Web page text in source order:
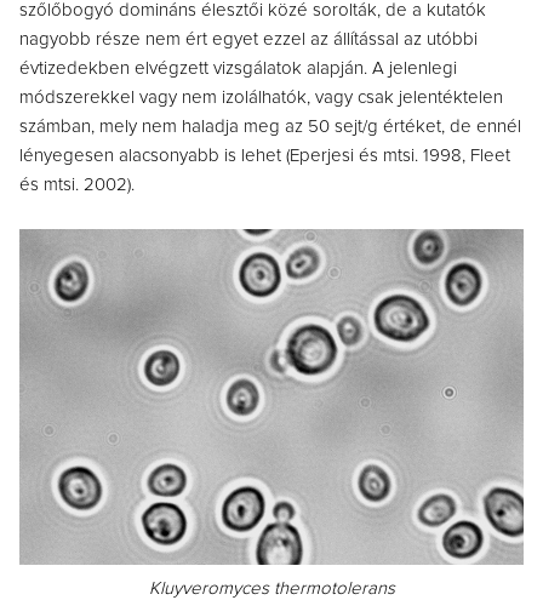
szőlőbogyó domináns élesztői közé sorolták, de a kutatók
nagyobb része nem ért egyet ezzel az állítással az utóbbi
évtizedekben elvégzett vizsgálatok alapján. A jelenlegi
módszerekkel vagy nem izolálhatók, vagy csak jelentéktelen
számban, mely nem haladja meg az 50 sejt/g értéket, de ennél
lényegesen alacsonyabb is lehet (Eperjesi és mtsi. 1998, Fleet
és mtsi. 2002).
Kluyveromyces thermotolerans